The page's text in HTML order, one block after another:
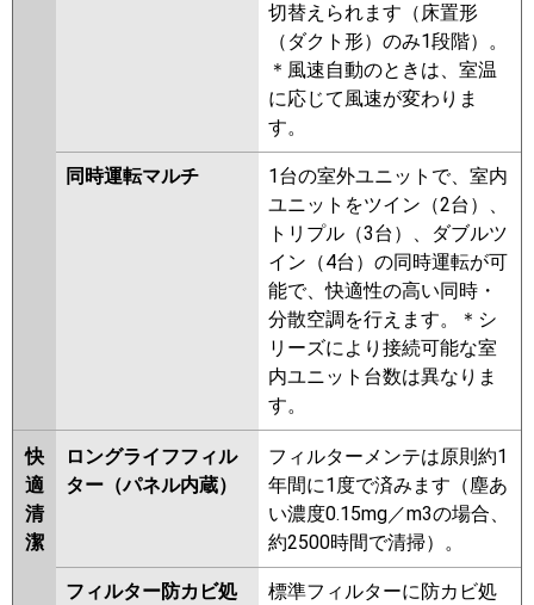
切替えられます（床置形
（ダクト形）のみ1段階）。
＊風速自動のときは、室温
に応じて風速が変わりま
す。
同時運転マルチ
1台の室外ユニットで、室内
ユニットをツイン（2台）、
トリプル（3台）、ダブルツ
イン（4台）の同時運転が可
能で、快適性の高い同時・
分散空調を行えます。＊シ
リーズにより接続可能な室
内ユニット台数は異なりま
す。
快
適
清
潔
ロングライフフィル
ター（パネル内蔵）
フィルターメンテは原則約1
年間に1度で済みます（塵あ
い濃度0.15mg／m3の場合、
約2500時間で清掃）。
フィルター防カビ処
標準フィルターに防カビ処